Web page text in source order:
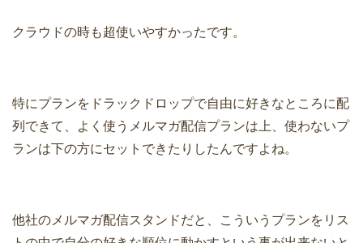
クラウドの時も超使いやすかったです。
特にプランをドラックドロップで自由に好きなところに配
列できて、よく使うメルマガ配信プランは上、使わないプ
ランは下の方にセットできたりしたんですよね。
他社のメルマガ配信スタンドだと、こういうプランをリス